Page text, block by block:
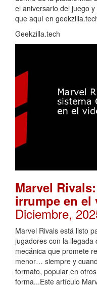
el aniversario del juego
que aquí en
Geekzilla.tech
Marvel
irrumpe en el
Diciembre,
Marvel Rivals está listo
jugadores con la llegada
mecánica que promete
menor… siempre y
formato, popular en
forma...Este artículo